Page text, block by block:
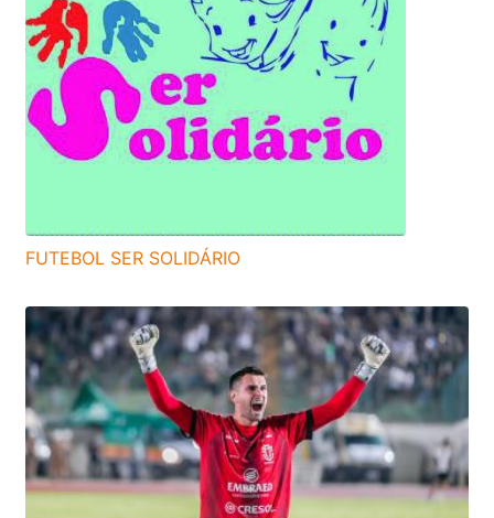
FUTEBOL SER SOLIDÁRIO